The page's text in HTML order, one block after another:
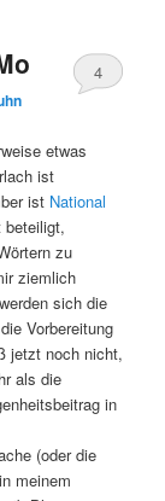
4
etwas
ist
ist National
beteiligt,
zu
ziemlich
sich die
Vorbereitung
jetzt noch nicht,
als die
in
(oder die
meinem